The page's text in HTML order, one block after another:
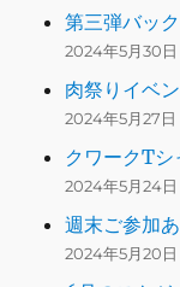
第三弾バッ
2024年5月30日
肉祭りイベ
2024年5月27日
クワークTシ
2024年5月24日
週末ご参加
2024年5月20日